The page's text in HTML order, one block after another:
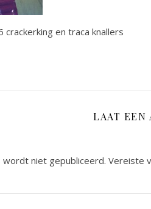
crackerking en traca knallers
LAAT EEN
wordt niet gepubliceerd. Vereiste